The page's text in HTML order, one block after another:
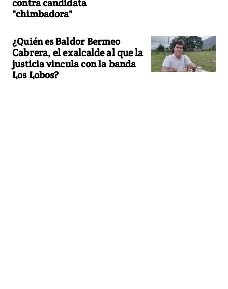
"chimbadora"
¿Quién es Baldor Bermeo
Cabrera, el exalcalde al que la
justicia vincula con la banda
Los Lobos?